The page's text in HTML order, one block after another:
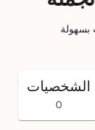
بسهولة
الشخصيات
0